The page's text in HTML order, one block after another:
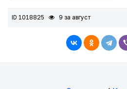
ID 1018825 9 за август